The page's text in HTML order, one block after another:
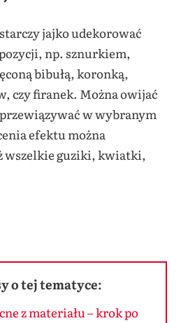
jajko udekorować
np. sznurkiem,
bibułą, koronką,
czy firanek. Można owijać
w wybranym
efektu można
wszelkie guziki, kwiatki,
o tej tematyce:
z materiału – krok po